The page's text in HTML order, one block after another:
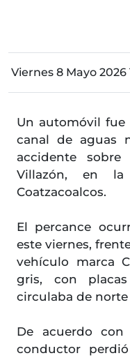
Viernes 8 Mayo 2026
Un automóvil
canal de aguas
accidente
Villazón, en
Coatzacoalcos.
El percance
este viernes,
vehículo marca
gris, con
circulaba de
De acuerdo
conductor